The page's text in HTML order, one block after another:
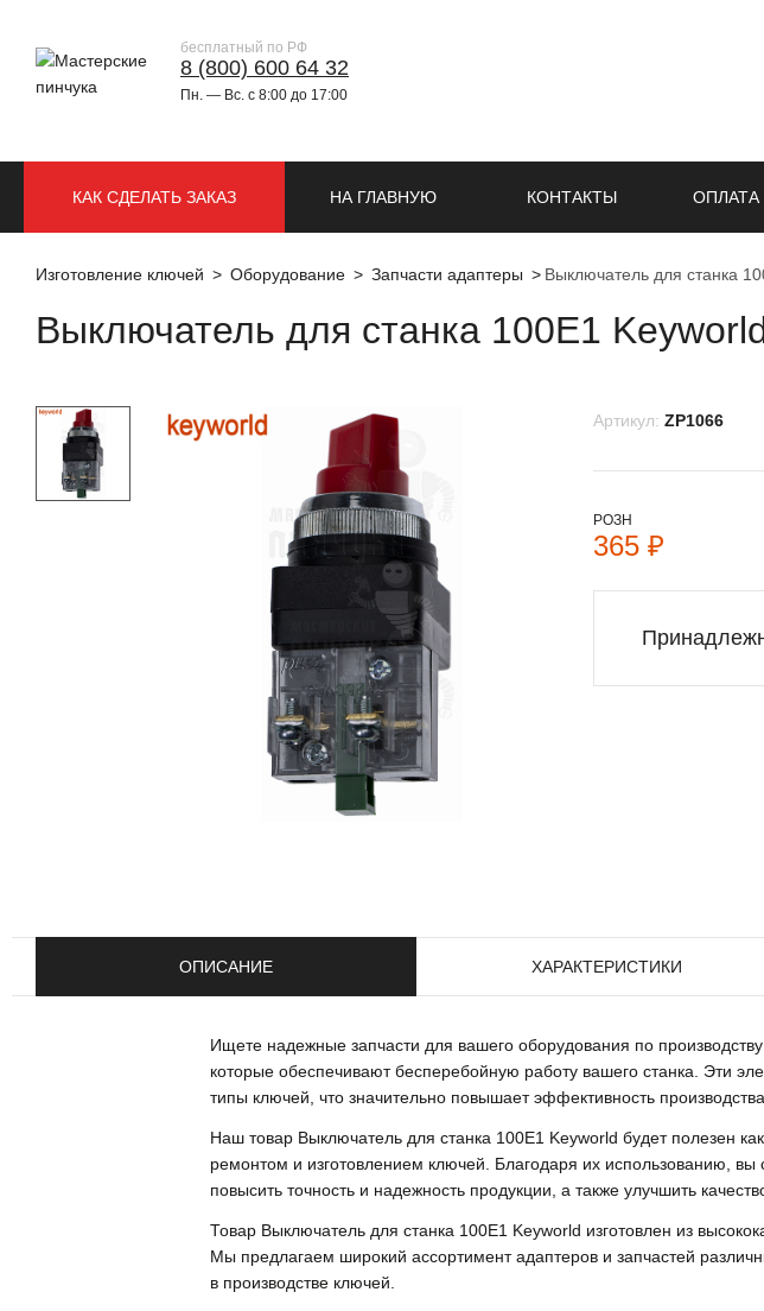
бесплатный по РФ
8 (800) 600 64 32
Пн. — Вс. с 8:00 до 17:00
НА ГЛАВНУЮ КОНТАКТЫ ОПЛАТА
КАК СДЕЛАТЬ ЗАКАЗ
Изготовление ключей Оборудование Запчасти адаптеры Выключатель для станка
Выключатель для станка 100E1
Артикул: ZP1066
РОЗН
365 ₽
ОПИСАНИЕ ХАРАКТЕРИСТИКИ
Ищете надежные запчасти для вашего оборудования по
которые обеспечивают бесперебойную работу вашего станка. Эти
типы ключей, что значительно повышает эффективность
Наш товар Выключатель для станка 100E1 Keyworld будет полезен
ремонтом и изготовлением ключей. Благодаря их использованию,
повысить точность и надежность продукции, а также улучшить
Товар Выключатель для станка 100E1 Keyworld изготовлен из
Мы предлагаем широкий ассортимент адаптеров и запчастей
в производстве ключей.